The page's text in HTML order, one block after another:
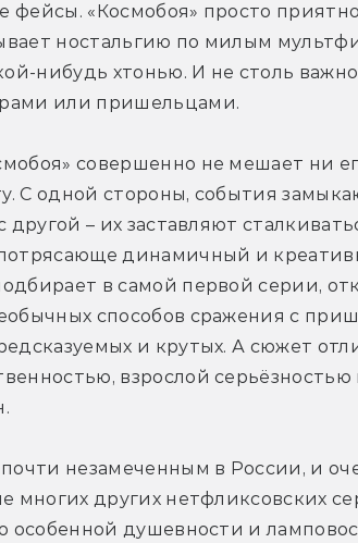
«Космобоя» просто
ностальгию по милым
нибудь хтонью. И не столь
или пришельцами.
совершенно не мешает ни
С одной стороны, события
другой – их заставляют
динамичный и
в самой первой серии,
способов сражения с
и крутых. А сюжет
взрослой
незамеченным в России, и
многих других нетфликсовских
особенной душевности и